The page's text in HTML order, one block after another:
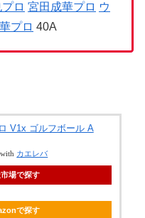
ロ 宮田成華プロ ウ
プロ 40A
V1x ゴルフボール A
カエレバ
場で探す
で探す